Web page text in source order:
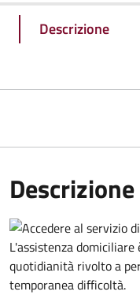
Descrizione
Descrizione
L'assistenza
quotidianità rivolto a
temporanea difficoltà.